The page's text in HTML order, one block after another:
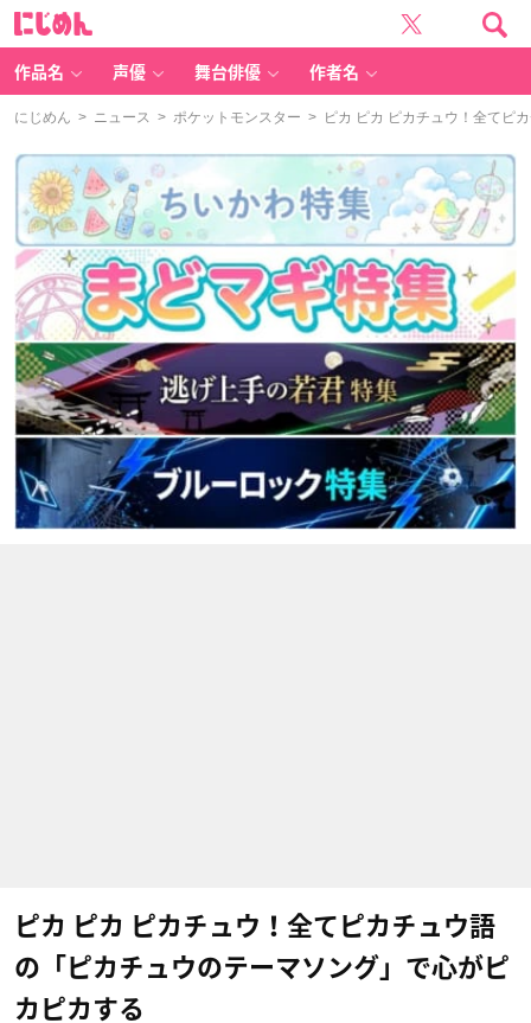
作品名 声優 舞台俳優 作者名
にじめん > ニュース > ポケットモンスター > ピカ ピカ ピカチュウ！全てピ
ピカ ピカ ピカチュウ！全てピカチュウ語
の「ピカチュウのテーマソング」で心がピ
カピカする